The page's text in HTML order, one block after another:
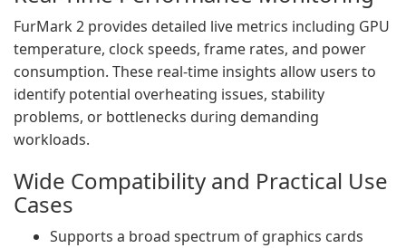
FurMark 2 provides detailed live metrics including GPU
temperature, clock speeds, frame rates, and power
consumption. These real-time insights allow users to
identify potential overheating issues, stability
problems, or bottlenecks during demanding
workloads.
Wide Compatibility and Practical Use
Cases
Supports a broad spectrum of graphics cards